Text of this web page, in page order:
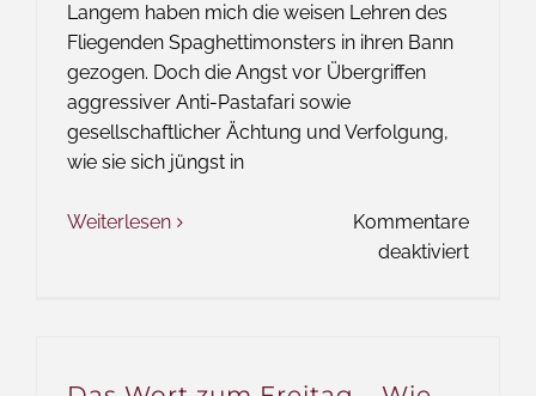
Langem haben mich die weisen Lehren des
Fliegenden Spaghettimonsters in ihren Bann
gezogen. Doch die Angst vor Übergriffen
aggressiver Anti-Pastafari sowie
gesellschaftlicher Ächtung und Verfolgung,
wie sie sich jüngst in
Weiterlesen
Kommentare
deaktiviertfür